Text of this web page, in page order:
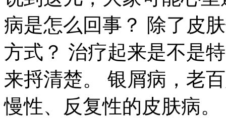
病是怎么回事？ 除了皮
方式？ 治疗起来是不是
来捋清楚。 银屑病，老
慢性、反复性的皮肤病